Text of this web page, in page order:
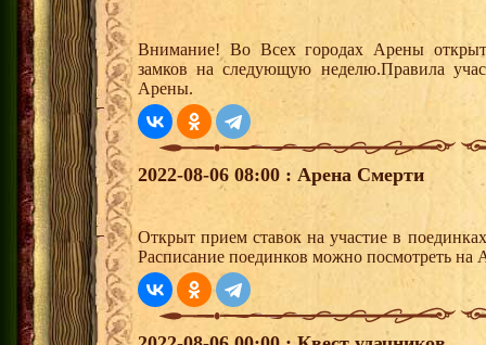
Внимание! Во Всех городах Арены
замков на следующую неделю.Правила
Арены.
2022-08-06 08:00 : Арена Смерти
Открыт прием ставок на участие в
Расписание поединков можно посмотреть на